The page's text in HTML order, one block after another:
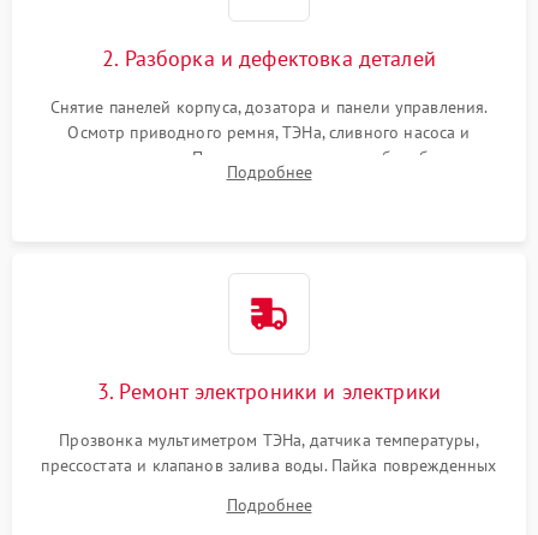
2. Разборка и дефектовка деталей
Снятие панелей корпуса, дозатора и панели управления.
Осмотр приводного ремня, ТЭНа, сливного насоса и
амортизаторов. Проверка подшипников барабана и
крестовины на износ, а манжеты люка на разрывы.
Подробнее
3. Ремонт электроники и электрики
Прозвонка мультиметром ТЭНа, датчика температуры,
прессостата и клапанов залива воды. Пайка поврежденных
Восстановление целостности проводки и контактов.
Подробнее